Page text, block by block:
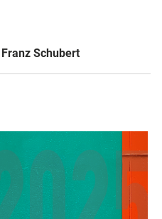
Franz Schubert